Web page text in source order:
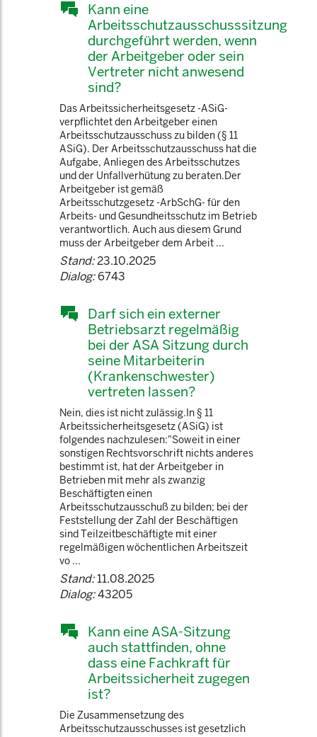
Kann eine
Arbeitsschutzausschusssitzung
durchgeführt werden, wenn
der Arbeitgeber oder sein
Vertreter nicht anwesend
sind?
Das Arbeitssicherheitsgesetz -ASiG-
verpflichtet den Arbeitgeber einen
Arbeitsschutzausschuss zu bilden (§ 11
ASiG). Der Arbeitsschutzausschuss hat die
Aufgabe, Anliegen des Arbeitsschutzes
und der Unfallverhütung zu beraten.Der
Arbeitgeber ist gemäß
Arbeitsschutzgesetz -ArbSchG- für den
Arbeits- und Gesundheitsschutz im Betrieb
verantwortlich. Auch aus diesem Grund
muss der Arbeitgeber dem Arbeit ...
Stand:23.10.2025
Dialog:6743
Darf sich ein externer
Betriebsarzt regelmäßig
bei der ASA Sitzung durch
seine Mitarbeiterin
(Krankenschwester)
vertreten lassen?
Nein, dies ist nicht zulässig.In § 11
Arbeitssicherheitsgesetz (ASiG) ist
folgendes nachzulesen:"Soweit in einer
sonstigen Rechtsvorschrift nichts anderes
bestimmt ist, hat der Arbeitgeber in
Betrieben mit mehr als zwanzig
Beschäftigten einen
Arbeitsschutzausschuß zu bilden; bei der
Feststellung der Zahl der Beschäftigen
sind Teilzeitbeschäftigte mit einer
regelmäßigen wöchentlichen Arbeitszeit
vo ...
Stand:11.08.2025
Dialog:43205
Kann eine ASA-Sitzung
auch stattfinden, ohne
dass eine Fachkraft für
Arbeitssicherheit zugegen
ist?
Die Zusammensetzung des
Arbeitsschutzausschusses ist gesetzlich